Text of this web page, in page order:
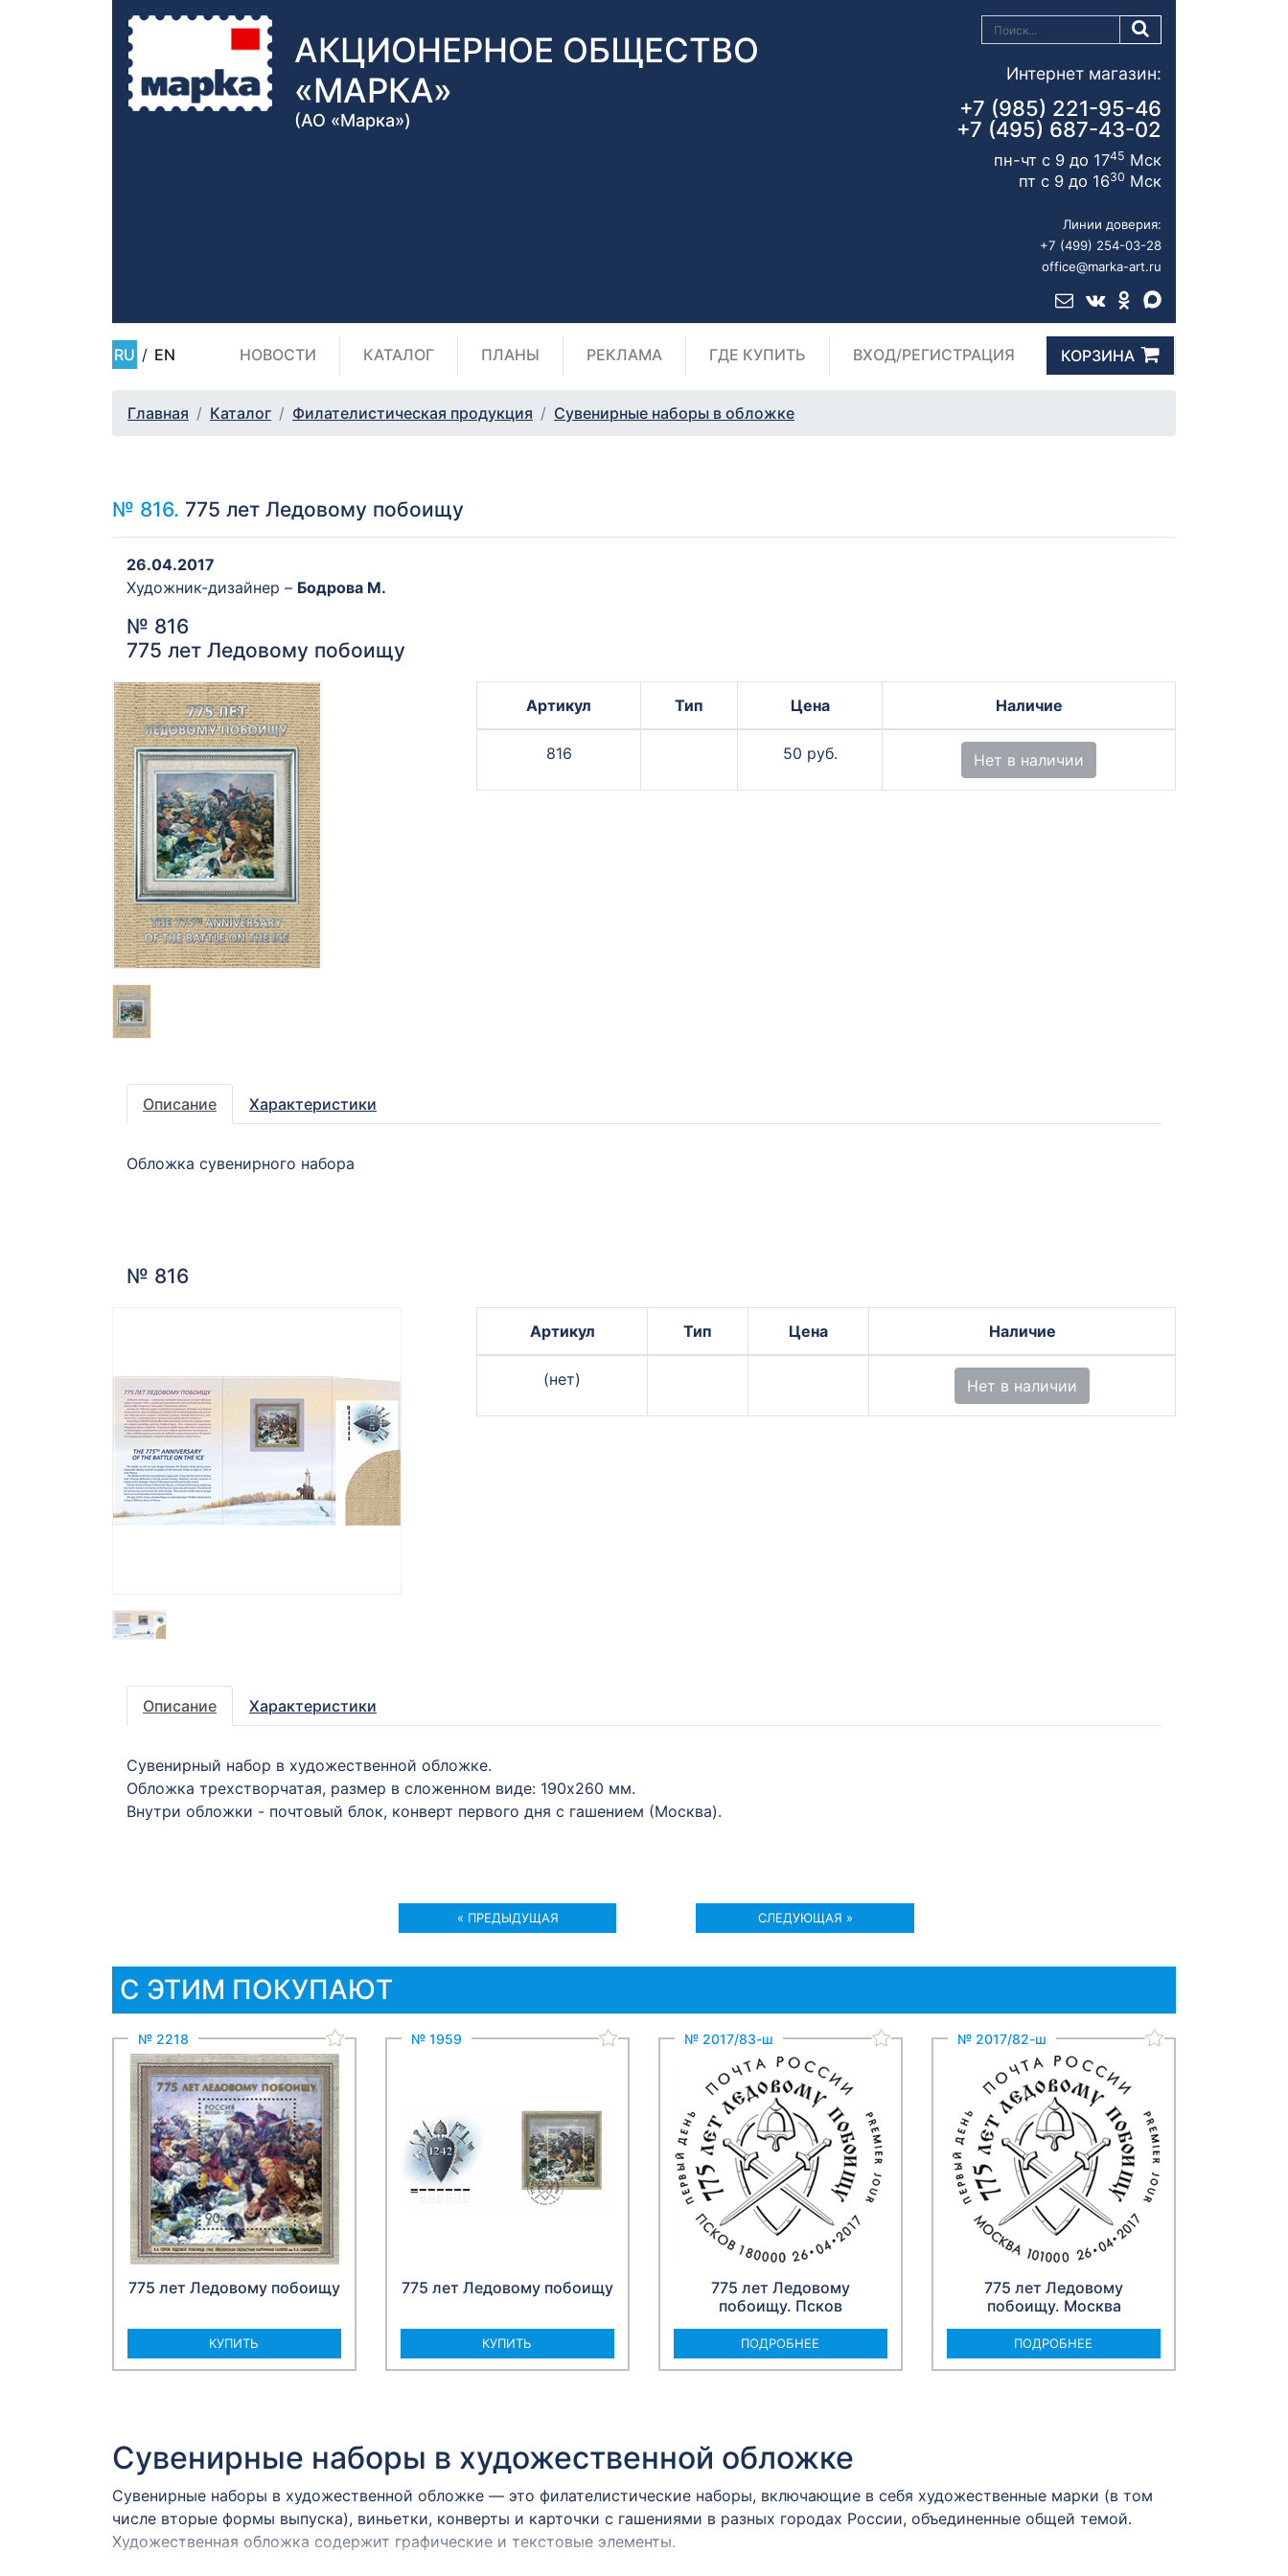
АКЦИОНЕРНОЕ ОБЩЕСТВО
«МАРКА»
(АО «Марка»)
Интернет магазин:
+7 (985) 221-95-46
+7 (495) 687-43-02
пн-чт с 9 до 1745 Мск
пт с 9 до 1630 Мск
Линии доверия:
+7 (499) 254-03-28
office@marka-art.ru
RU / EN НОВОСТИ КАТАЛОГ ПЛАНЫ РЕКЛАМА ГДЕ КУПИТЬ ВХОД/РЕГИСТРАЦИЯ КОРЗИНА
Главная Каталог Филателистическая продукция Сувенирные наборы в обложке
№ 816. 775 лет Ледовому побоищу
26.04.2017
Художник-дизайнер – Бодрова М.
№ 816
775 лет Ледовому побоищу
Артикул Тип Цена Наличие
816 50 руб. Нет в наличии
Описание Характеристики
Обложка сувенирного набора
№ 816
Артикул Тип Цена Наличие
(нет) Нет в наличии
Описание Характеристики
Сувенирный набор в художественной обложке.
Обложка трехстворчатая, размер в сложенном виде: 190x260 мм.
Внутри обложки - почтовый блок, конверт первого дня с гашением (Москва).
« ПРЕДЫДУЩАЯ СЛЕДУЮЩАЯ »
С ЭТИМ ПОКУПАЮТ
№ 2218
775 лет Ледовому побоищу
КУПИТЬ
№ 1959
775 лет Ледовому побоищу
КУПИТЬ
№ 2017/83-ш
775 лет Ледовому
побоищу. Псков
ПОДРОБНЕЕ
№ 2017/82-ш
775 лет Ледовому
побоищу. Москва
ПОДРОБНЕЕ
Сувенирные наборы в художественной обложке
Сувенирные наборы в художественной обложке — это филателистические наборы, включающие в себя художественные марки (в том
числе вторые формы выпуска), виньетки, конверты и карточки с гашениями в разных городах России, объединенные общей темой.
Художественная обложка содержит графические и текстовые элементы.